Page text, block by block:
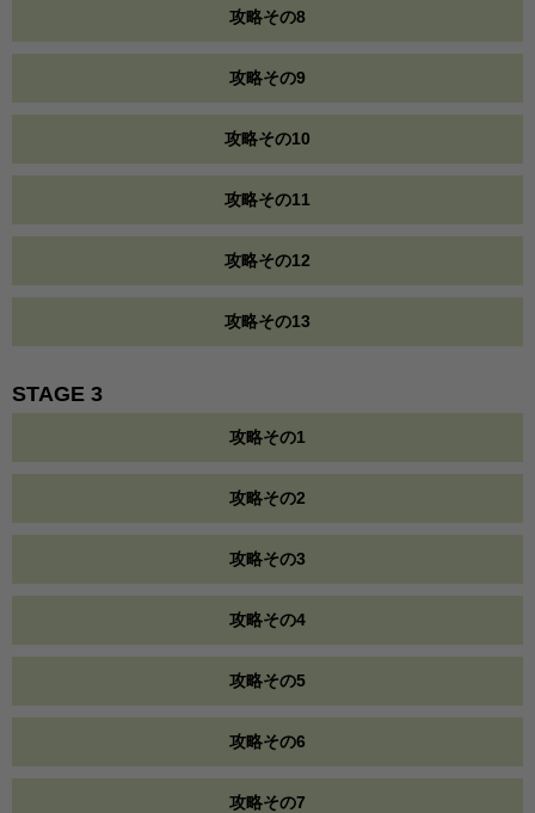
攻略その8
攻略その9
攻略その10
攻略その11
攻略その12
攻略その13
STAGE 3
攻略その1
攻略その2
攻略その3
攻略その4
攻略その5
攻略その6
攻略その7